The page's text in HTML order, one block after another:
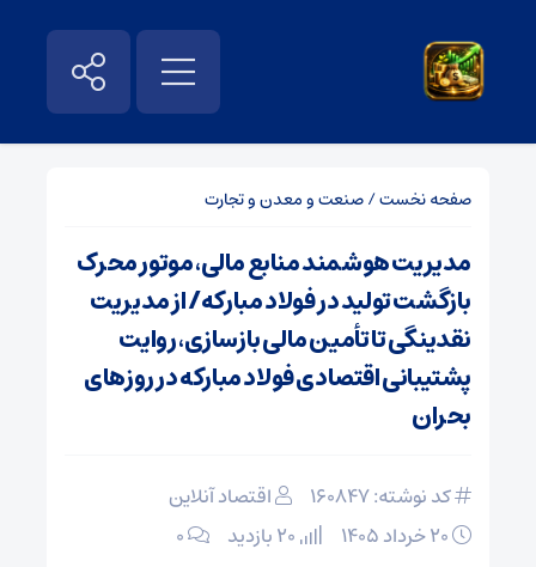
صفحه نخست/صنعت و معدن و تجارت
مدیریت هوشمند منابع مالی، موتور محرک
بازگشت تولید در فولاد مبارکه/ از مدیریت
نقدینگی تا تأمین مالی بازسازی، روایت
پشتیبانی اقتصادی فولاد مبارکه در روزهای
بحران
کد نوشته: 160847
اقتصاد آنلاین
۰